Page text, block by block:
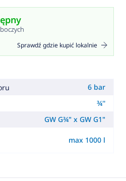
Sprawdź gdzie kupić lokalnie
6 bar
¾''
GW G¾" x GW G1"
max 1000 l